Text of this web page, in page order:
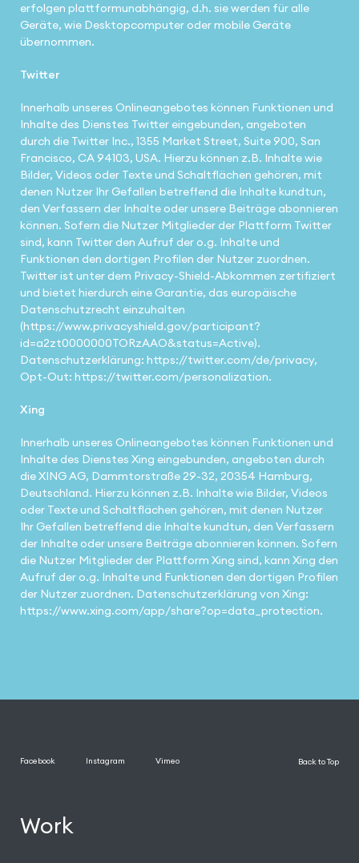
erfolgen plattformunabhängig, d.h. sie werden für alle
Geräte, wie Desktopcomputer oder mobile Geräte
übernommen.
Twitter
Innerhalb unseres Onlineangebotes können Funktionen und
Inhalte des Dienstes Twitter eingebunden, angeboten
durch die Twitter Inc., 1355 Market Street, Suite 900, San
Francisco, CA 94103, USA. Hierzu können z.B. Inhalte wie
Bilder, Videos oder Texte und Schaltflächen gehören, mit
denen Nutzer Ihr Gefallen betreffend die Inhalte kundtun,
den Verfassern der Inhalte oder unsere Beiträge abonnieren
können. Sofern die Nutzer Mitglieder der Plattform Twitter
sind, kann Twitter den Aufruf der o.g. Inhalte und
Funktionen den dortigen Profilen der Nutzer zuordnen.
Twitter ist unter dem Privacy-Shield-Abkommen zertifiziert
und bietet hierdurch eine Garantie, das europäische
Datenschutzrecht einzuhalten
(https://www.privacyshield.gov/participant?
id=a2zt0000000TORzAAO&status=Active).
Datenschutzerklärung: https://twitter.com/de/privacy,
Opt-Out: https://twitter.com/personalization.
Xing
Innerhalb unseres Onlineangebotes können Funktionen und
Inhalte des Dienstes Xing eingebunden, angeboten durch
die XING AG, Dammtorstraße 29-32, 20354 Hamburg,
Deutschland. Hierzu können z.B. Inhalte wie Bilder, Videos
oder Texte und Schaltflächen gehören, mit denen Nutzer
Ihr Gefallen betreffend die Inhalte kundtun, den Verfassern
der Inhalte oder unsere Beiträge abonnieren können. Sofern
die Nutzer Mitglieder der Plattform Xing sind, kann Xing den
Aufruf der o.g. Inhalte und Funktionen den dortigen Profilen
der Nutzer zuordnen. Datenschutzerklärung von Xing:
https://www.xing.com/app/share?op=data_protection.
Facebook Instagram Vimeo Back to Top
Work